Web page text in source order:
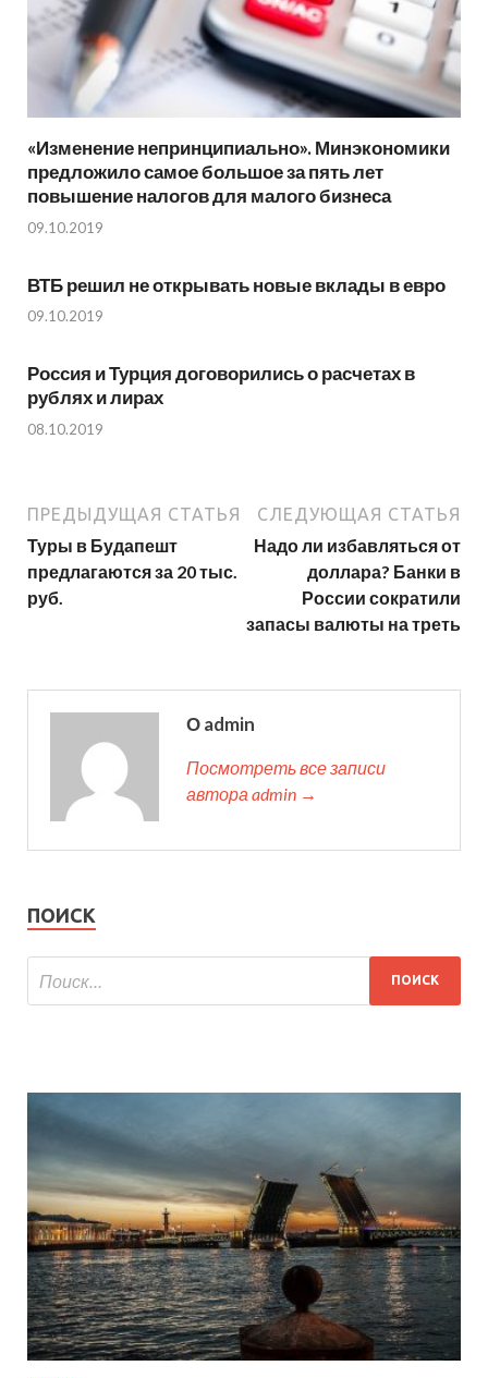
«Изменение непринципиально». Минэкономики
предложило самое большое за пять лет
повышение налогов для малого бизнеса
09.10.2019
ВТБ решил не открывать новые вклады в евро
09.10.2019
Россия и Турция договорились о расчетах в
рублях и лирах
08.10.2019
ПРЕДЫДУЩАЯ СТАТЬЯ
Туры в Будапешт
предлагаются за 20 тыс.
руб.
СЛЕДУЮЩАЯ СТАТЬЯ
Надо ли избавляться от
доллара? Банки в
России сократили
запасы валюты на треть
О admin
Посмотреть все записи
автора admin →
ПОИСК